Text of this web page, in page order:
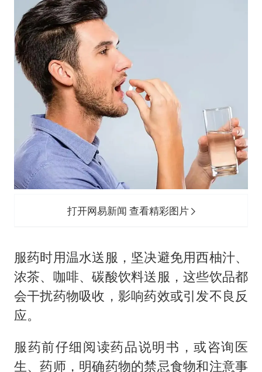
打开网易新闻 查看精彩图片
服药时用温水送服，坚决避免用西柚汁、
浓茶、咖啡、碳酸饮料送服，这些饮品都
会干扰药物吸收，影响药效或引发不良反
应。
服药前仔细阅读药品说明书，或咨询医
生、药师，明确药物的禁忌食物和注意事